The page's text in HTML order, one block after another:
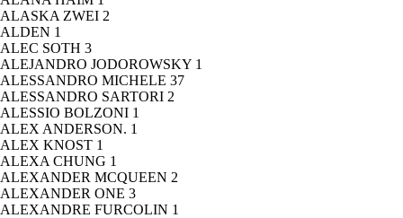
ALASKA ZWEI 2
ALDEN 1
ALEC SOTH 3
ALEJANDRO JODOROWSKY 1
ALESSANDRO MICHELE 37
ALESSANDRO SARTORI 2
ALESSIO BOLZONI 1
ALEX ANDERSON. 1
ALEX KNOST 1
ALEXA CHUNG 1
ALEXANDER MCQUEEN 2
ALEXANDER ONE 3
ALEXANDRE FURCOLIN 1